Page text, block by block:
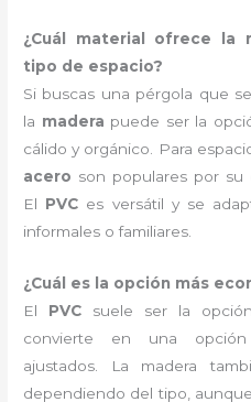
¿Cuál material ofrece la
tipo de espacio?
Si buscas una pérgola que
la madera puede ser la
cálido y orgánico. Para
acero son populares por su
El PVC es versátil y se
informales o familiares.
¿Cuál es la opción más
El PVCsuele ser la
convierte en una
ajustados. La madera
dependiendo del tipo,